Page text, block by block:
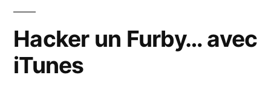
Hacker un Furby… avec
iTunes